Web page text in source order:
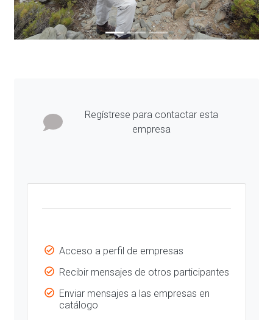
Regístrese para contactar esta
empresa
Acceso a perfil de empresas
Recibir mensajes de otros participantes
Enviar mensajes a las empresas en
catálogo